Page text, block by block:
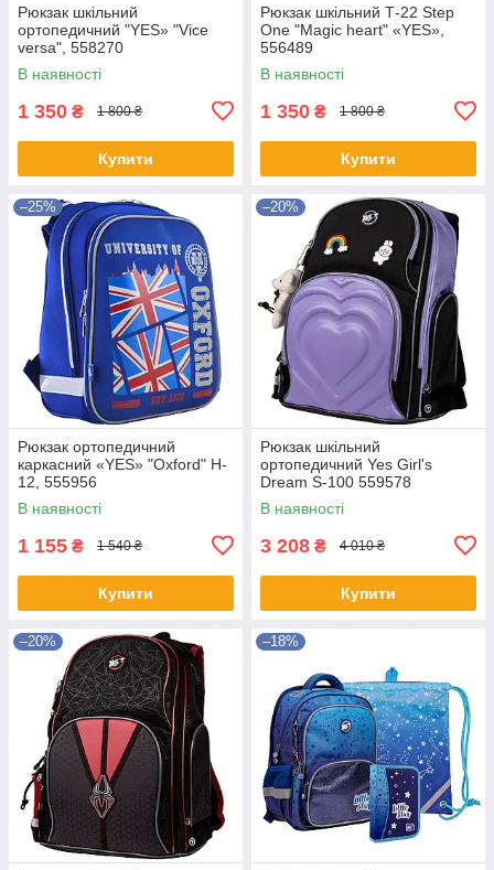
Рюкзак шкільний
ортопедичний "YES» "Vice
versa", 558270
В наявності
1 350 ₴ 1 800 ₴
Купити
Рюкзак шкільний Т-22 Step
One "Magic heart" «YES»,
556489
В наявності
1 350 ₴ 1 800 ₴
Купити
–25%
Рюкзак ортопедичний
каркасний «YES» "Oxford" H-
12, 555956
В наявності
1 155 ₴ 1 540 ₴
Купити
–20%
Рюкзак шкільний
ортопедичний Yes Girl's
Dream S-100 559578
В наявності
3 208 ₴ 4 010 ₴
Купити
–20% –18%